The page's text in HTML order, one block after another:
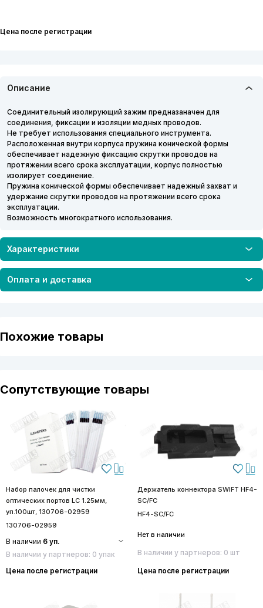
Цена после регистрации
Описание
Соединительный изолирующий зажим предназаначен для
соединения, фиксации и изоляции медных проводов.
Не требует использования специального инструмента.
Расположенная внутри корпуса пружина конической формы
обеспечивает надежную фиксацию скрутки проводов на
протяжении всего срока эксплуатации, корпус полностью
изолирует соединение.
Пружина конической формы обеспечивает надежный захват и
удержание скрутки проводов на протяжении всего срока
эксплуатации.
Возможность многократного использования.
Характеристики
Оплата и доставка
Похожие товары
Сопутствующие товары
Набор палочек для чистки
оптических портов LC 1.25мм,
уп.100шт, 130706-02959
130706-02959
В наличии 6 уп.
В наличии у партнеров: 0 упак
Цена после регистрации
Держатель коннектора SWIFT HF4-
SC/FC
HF4-SC/FC
Нет в наличии
В наличии у партнеров: 0 шт
Цена после регистрации